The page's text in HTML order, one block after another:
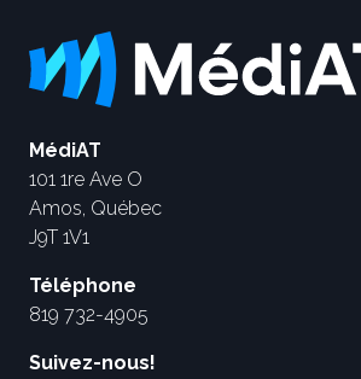
MédiAT
101 1re Ave O
Amos, Québec
J9T 1V1
Téléphone
819 732-4905
Suivez-nous!